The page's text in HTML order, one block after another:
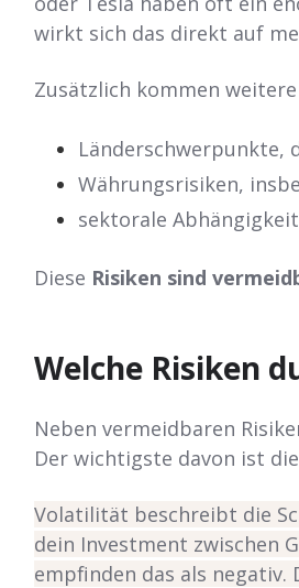
wirkt sich das direkt auf
Zusätzlich kommen
Länderschwerpunkte,
Währungsrisiken,
sektorale
Diese Risiken sind
Welche Risiken
Neben vermeidbaren
Der wichtigste davon ist die
Volatilität beschreibt die
dein Investment zwischen
empfinden das als negativ.